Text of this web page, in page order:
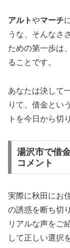
アルトやマーチ
うな、そんなさ
ための第一歩は
ることです。
あなたは決して
りて、借金とい
トを今日から切
湯沢市で借
コメント
実際に秋田にお
の誘惑を断ち切
リアルな声をご
して正しい選択